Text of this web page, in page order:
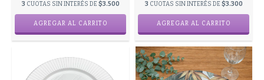
3 CUOTAS SIN INTERÉS DE $3.500 3 CUOTAS SIN INTERÉS DE $3.300